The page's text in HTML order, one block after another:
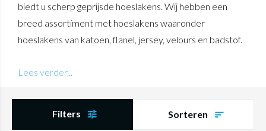
biedt u scherp geprijsde hoeslakens. Wij hebben een
breed assortiment met hoeslakens waaronder
hoeslakens van katoen, flanel, jersey, velours en badstof.
hoeslakens geschikt voor boxsprings, waterbedden en
Lees verder...
Filters Sorteren